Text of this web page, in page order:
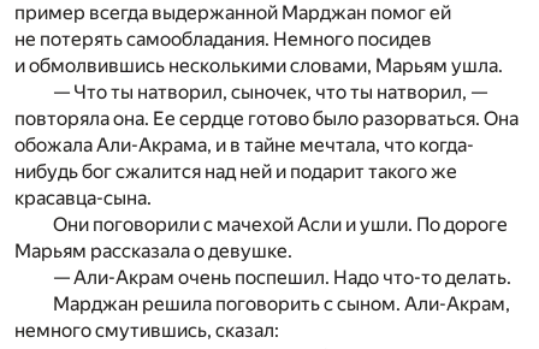
пример всегда выдержанной Марджан помог ей
не потерять самообладания. Немного посидев
и обмолвившись несколькими словами, Марьям ушла.
— Что ты натворил, сыночек, что ты натворил, —
повторяла она. Ее сердце готово было разорваться. Она
обожала Али-Акрама, и в тайне мечтала, что когда-
нибудь бог сжалится над ней и подарит такого же
красавца-сына.
Они поговорили с мачехой Асли и ушли. По дороге
Марьям рассказала о девушке.
— Али-Акрам очень поспешил. Надо что-то делать.
Марджан решила поговорить с сыном. Али-Акрам,
немного смутившись, сказал: